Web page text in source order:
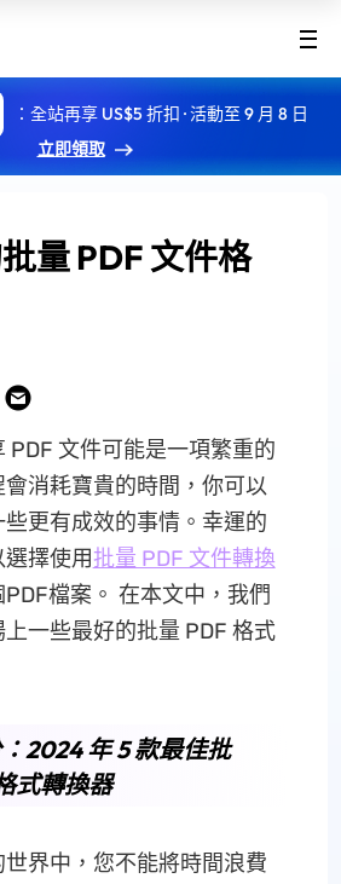
：全站再享 US$5 折扣 · 活動至 9 月 8 日
立即領取
量 PDF 文件格
PDF 文件可能是一項繁重的
消耗寶貴的時間，你可以
更有成效的事情。幸運的
擇使用批量 PDF 文件轉換
檔案。 在本文中，我們
一些最好的批量 PDF 格式
2024 年 5 款最佳批
式轉換器
界中，您不能將時間浪費